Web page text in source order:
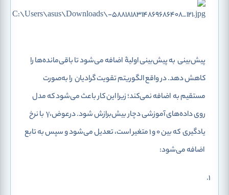
پیش‌بینی به پیش‌بینی اولیۀ اضافه می‌شود تا باقی‌مانده‌ها را
کاهش دهد. در واقع الگوریتم تقویت گرادیان را به‌صورت
مستقیم به اضافه نمی‌کند؛ زیرا این کار باعث می‌شود که مدل
روی داده‌های آموزشی دچار بیش‌برازش شود. درعوض،γ با نرخ
یادگیریکه بین 0 و 1 متغیر است، تعدیل می‌شود و سپس به تابع
اضافه می‌شود: